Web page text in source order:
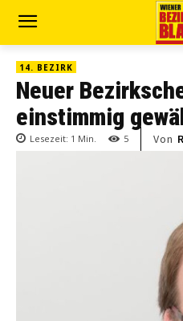
14. BEZIRK
Neuer
einstimmig
Lesezeit: 1 Min. 5 Von